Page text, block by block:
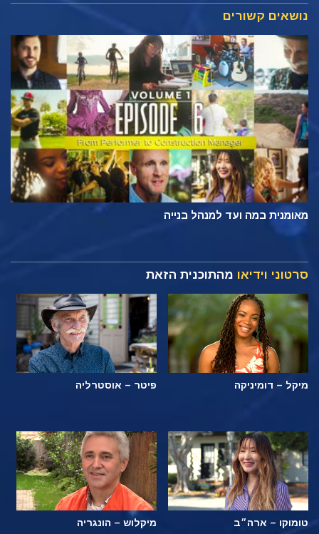
נושאים קשורים
מאומנית במה ועד למנהל בנייה
סרטוני וידיאו מהתוכנית הזאת
מיקל – דומיניקה פיטר – אוסטרליה
טומוקו – ארה״ב מיקלוש – הונגריה